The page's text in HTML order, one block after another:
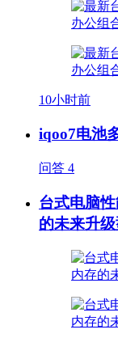
10小时前
iqoo7电池
问答 4
台式电脑
的未来升